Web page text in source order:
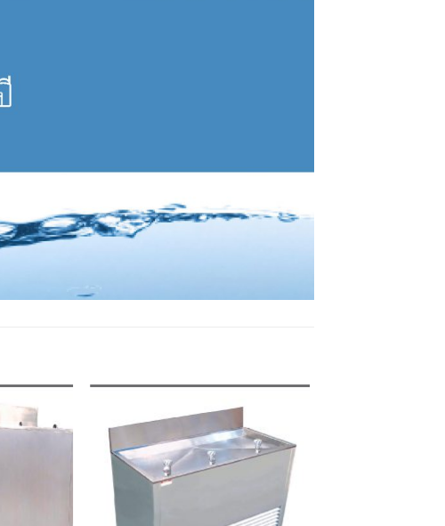
Add to
Add to
wishlist